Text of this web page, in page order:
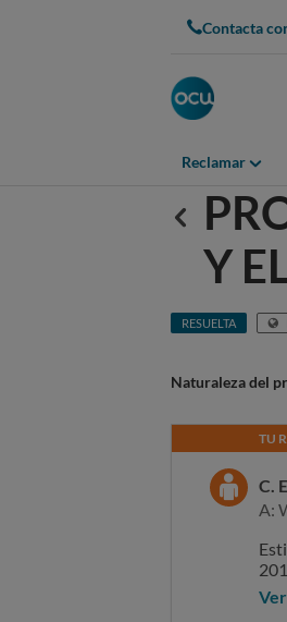
Contacta
Reclamar
Y
RESUELTA
Naturaleza del
TU
C.
A:
ha